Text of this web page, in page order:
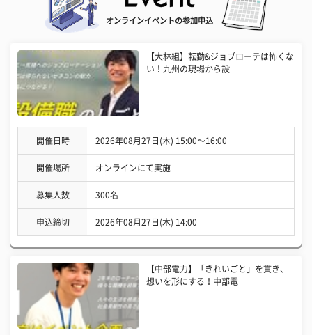
オンラインイベントの参加申込
【大林組】転勤&ジョブローテは怖くな
い！九州の現場から設
開催日時 2026年08月27日(木) 15:00〜16:00
開催場所 オンラインにて実施
募集人数 300名
申込締切 2026年08月27日(木) 14:00
【中部電力】「きれいごと」を貫き、
想いを形にする！中部電